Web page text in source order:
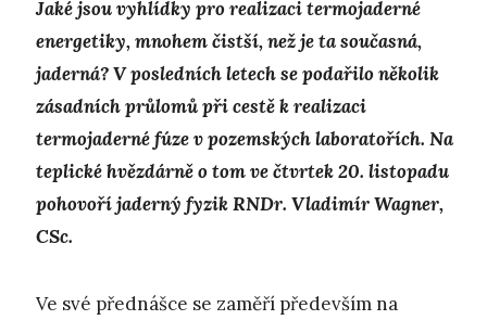
Jaké jsou vyhlídky pro realizaci termojaderné
energetiky, mnohem čistší, než je ta současná,
jaderná? V posledních letech se podařilo několik
zásadních průlomů při cestě k realizaci
termojaderné fúze v pozemských laboratořích. Na
teplické hvězdárně o tom ve čtvrtek 20. listopadu
pohovoří jaderný fyzik RNDr. Vladimír Wagner,
CSc.
Ve své přednášce se zaměří především na